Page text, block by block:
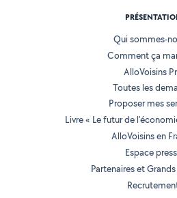
Qui sommes-
Comment ça
AlloVoisins
Toutes les
Proposer mes
Livre « Le futur de
AlloVoisins en
Espace
Partenaires et